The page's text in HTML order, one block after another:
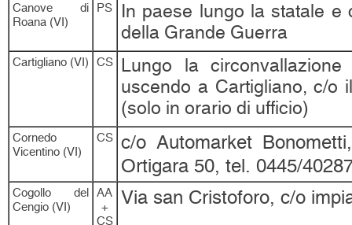
Canove di
Roana (VI)
PS
In paese lungo la statale e
della Grande Guerra
Cartigliano (VI) CS
Lungo la circonvallazione
uscendo a Cartigliano, c/o
(solo in orario di ufficio)
Cornedo
Vicentino (VI)
CS c/o Automarket
Ortigara 50, tel. 0445/
Cogollo del
Cengio (VI)
AA
+
CS
Via san Cristoforo, c/o